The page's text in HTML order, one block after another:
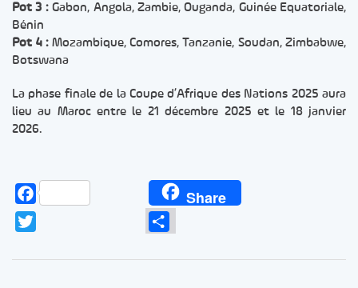
Pot 3 :Gabon, Angola, Zambie, Ouganda, Guinée Equatoriale,
Bénin
Pot 4 :Mozambique, Comores, Tanzanie, Soudan, Zimbabwe,
Botswana
La phase finale de la Coupe d’Afrique des Nations 2025 aura
lieu au Maroc entre le 21 décembre 2025 et le 18 janvier
2026.
Facebook Share
Partager